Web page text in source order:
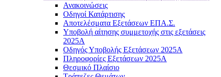
Ανακοινώσεις
Oδηγοί Κατάρτισης
Αποτελέσματα Εξετάσεων ΕΠΑ.Σ.
Υποβολή αίτησης συμμετοχής στις εξετάσεις
2025Α
Οδηγός Υποβολής Εξετάσεων 2025A
Πληροφορίες Εξετάσεων 2025Α
Θεσμικό Πλαίσιο